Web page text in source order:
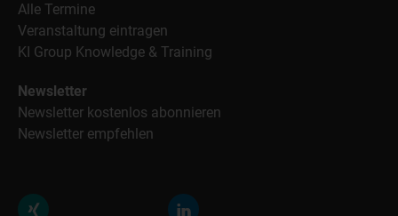
Alle Termine
Veranstaltung eintragen
KI Group Knowledge & Training
Newsletter
Newsletter kostenlos abonnieren
Newsletter empfehlen